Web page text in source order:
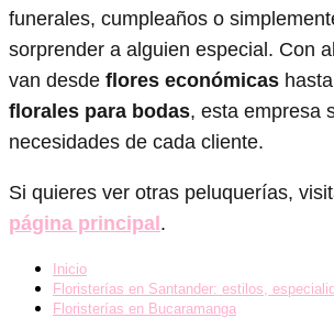
funerales, cumpleaños o
sorprender a alguien especial. Con
van desde flores económicas hasta
florales para bodas, esta empresa
necesidades de cada cliente.
Si quieres ver otras peluquerías,
página principal.
Inicio
Floristerías en Santander: estilos,
Floristerías en Bucaramanga